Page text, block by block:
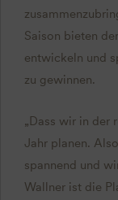
Saison bieten
entwickeln und
zu gewinnen.
„Dass wir in der
Jahr planen.
spannend und
Wallner ist die